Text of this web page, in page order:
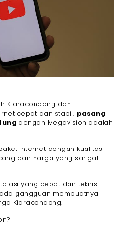
Kiaracondong dan
cepat dan stabil, pasang
dengan Megavision adalah
internet dengan kualitas
dan harga yang sangat
yang cepat dan teknisi
gangguan membuatnya
Kiaracondong.